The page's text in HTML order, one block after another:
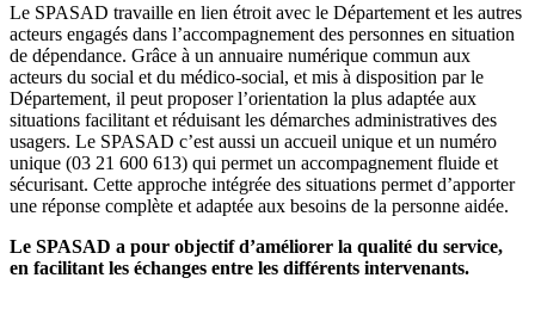
Le SPASAD travaille en lien étroit avec le Département et les autres
acteurs engagés dans l’accompagnement des personnes en situation
de dépendance. Grâce à un annuaire numérique commun aux
acteurs du social et du médico-social, et mis à disposition par le
Département, il peut proposer l’orientation la plus adaptée aux
situations facilitant et réduisant les démarches administratives des
usagers. Le SPASAD c’est aussi un accueil unique et un numéro
unique (03 21 600 613) qui permet un accompagnement fluide et
sécurisant. Cette approche intégrée des situations permet d’apporter
une réponse complète et adaptée aux besoins de la personne aidée.
Le SPASAD a pour objectif d’améliorer la qualité du service,
en facilitant les échanges entre les différents intervenants.